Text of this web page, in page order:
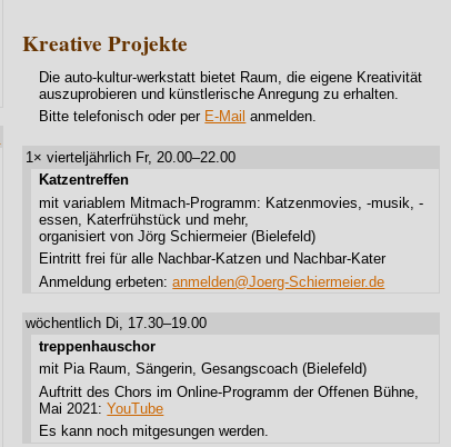
Kreative Projekte
Die auto-kultur-werkstatt bietet Raum, die eigene Kreativität
auszuprobieren und künstlerische Anregung zu erhalten.
Bitte telefonisch oder per E-Mail anmelden.
1× vierteljährlich Fr, 20.00–22.00
Katzentreffen
mit variablem Mitmach-Programm: Katzenmovies, -musik, -
essen, Katerfrühstück und mehr,
organisiert von Jörg Schiermeier (Bielefeld)
Eintritt frei für alle Nachbar-Katzen und Nachbar-Kater
Anmeldung erbeten:anmelden@Joerg-Schiermeier.de
wöchentlich Di, 17.30–19.00
treppenhauschor
mit Pia Raum, Sängerin, Gesangscoach (Bielefeld)
Auftritt des Chors im Online-Programm der Offenen Bühne,
Mai 2021:YouTube
Es kann noch mitgesungen werden.